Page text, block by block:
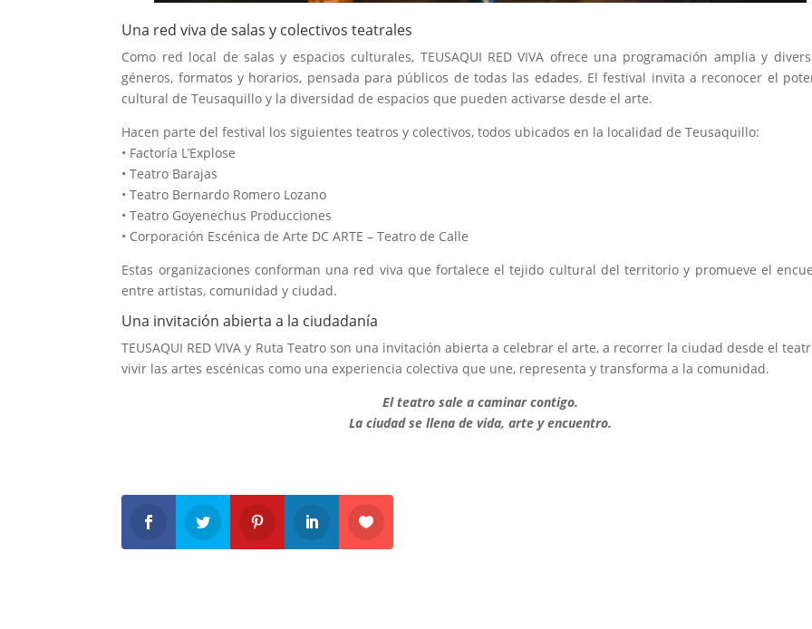
Una red viva de salas y colectivos teatrales
Como red local de salas y espacios culturales, TEUSAQUI RED VIVA ofrece una programación amplia y
géneros, formatos y horarios, pensada para públicos de todas las edades. El festival invita a reconocer el
cultural de Teusaquillo y la diversidad de espacios que pueden activarse desde el arte.
Hacen parte del festival los siguientes teatros y colectivos, todos ubicados en la localidad de Teusaquillo:
• Factoría L’Explose
• Teatro Barajas
• Teatro Bernardo Romero Lozano
• Teatro Goyenechus Producciones
• Corporación Escénica de Arte DC ARTE – Teatro de Calle
Estas organizaciones conforman una red viva que fortalece el tejido cultural del territorio y promueve el
entre artistas, comunidad y ciudad.
Una invitación abierta a la ciudadanía
TEUSAQUI RED VIVA y Ruta Teatro son una invitación abierta a celebrar el arte, a recorrer la ciudad desde el
vivir las artes escénicas como una experiencia colectiva que une, representa y transforma a la comunidad.
El teatro sale a caminar contigo.
La ciudad se llena de vida, arte y encuentro.